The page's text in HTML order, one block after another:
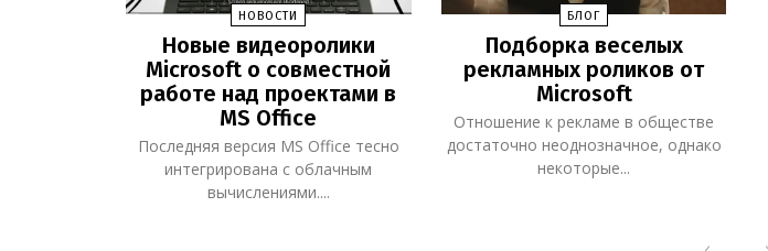
НОВОСТИ
Новые видеоролики
Microsoft о совместной
работе над проектами в
MS Office
Последняя версия MS Office тесно
интегрирована с облачным
вычислениями....
БЛОГ
Подборка веселых
рекламных роликов от
Microsoft
Отношение к рекламе в обществе
достаточно неоднозначное, однако
некоторые...